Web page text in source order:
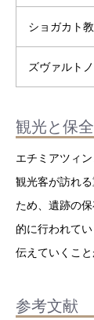
ショガカト
ズヴァルト
観光と保全
エチミアツィ
観光客が訪れ
ため、遺跡の
的に行われて
伝えていくこ
参考文献